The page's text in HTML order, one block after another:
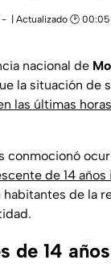
| Actualizado 🕑 00:05
nacional de
la situación de
las últimas horas
conmocionó
de 14
de la
de 14